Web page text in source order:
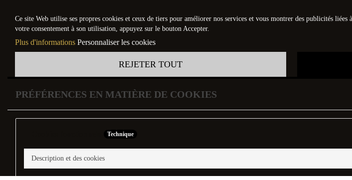
Ce site Web utilise ses propres cookies et ceux de tiers pour améliorer nos services et vous montrer des publicités
votre consentement à son utilisation, appuyez sur le bouton Accepter.
Plus d'informations Personnaliser les cookies
REJETER TOUT
PRÉFÉRENCES EN MATIÈRE DE COOKIES
Technique
Description et des cookies